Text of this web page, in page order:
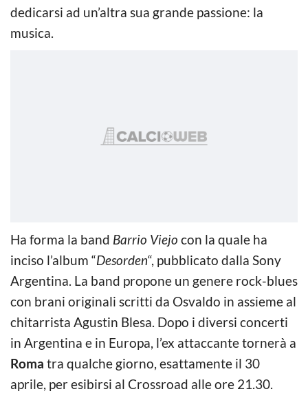
dedicarsi ad un’altra sua grande passione: la
musica.
Ha forma la band Barrio Viejo con la quale ha
inciso l’album “Desorden“, pubblicato dalla Sony
Argentina. La band propone un genere rock-blues
con brani originali scritti da Osvaldo in assieme al
chitarrista Agustin Blesa. Dopo i diversi concerti
in Argentina e in Europa, l’ex attaccante tornerà a
Roma tra qualche giorno, esattamente il 30
aprile, per esibirsi al Crossroad alle ore 21.30.